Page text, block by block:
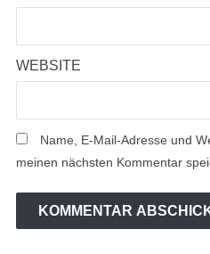
WEBSITE
Name, E-Mail-Adresse und
meinen nächsten Kommentar